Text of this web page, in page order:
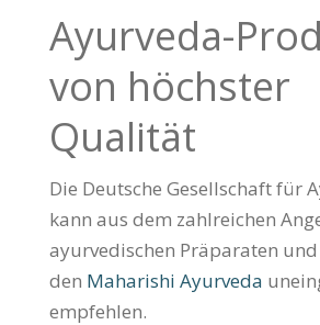
Ayurveda-
von höchster
Qualität
Die Deutsche Gesellschaft für
kann aus dem zahlreichen
ayurvedischen Präparaten
den Maharishi Ayurveda
empfehlen.